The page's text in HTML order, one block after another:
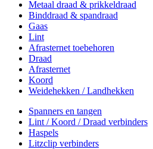
Metaal draad & prikkeldraad
Binddraad & spandraad
Gaas
Lint
Afrasternet toebehoren
Draad
Afrasternet
Koord
Weidehekken / Landhekken
Spanners en tangen
Lint / Koord / Draad verbinders
Haspels
Litzclip verbinders